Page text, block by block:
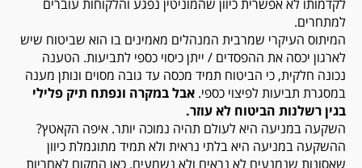
לקדמותו לא אפשרית כיוון שהמוניטין נפגע והלקוחות עוברים
למתחרים.
המיתוס העיקרי שמרבית המנהלים מאמינים בו הוא שביטוח שיש
לארגון יכסה את ההפסדים / ייתן כיסוי כספי לתביעות. הטענה
נכונה חלקית, כי הביטוח תמיד מכסה עד גובה מסוים ונותן מענה
במסגרת תביעות לפיצוי כספי. אבל במקרה ונפתח תיק פלילי
בגין רשלנות הביטוח לא עוזר.
השקעה במניעה היא לעולם תהיה נמוכה יותר. איפה הקאטץ?
ההשקעה במניעה היא בלתי נראית ולא תמיד מתוגמלת כיוון
שאסונות שנמנעים לא נראים ולא נשמעים. כאן המקום לאחריות